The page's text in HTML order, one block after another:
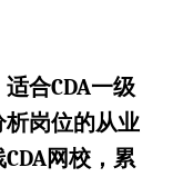
适合CDA一级
岗位的从业
网校，累